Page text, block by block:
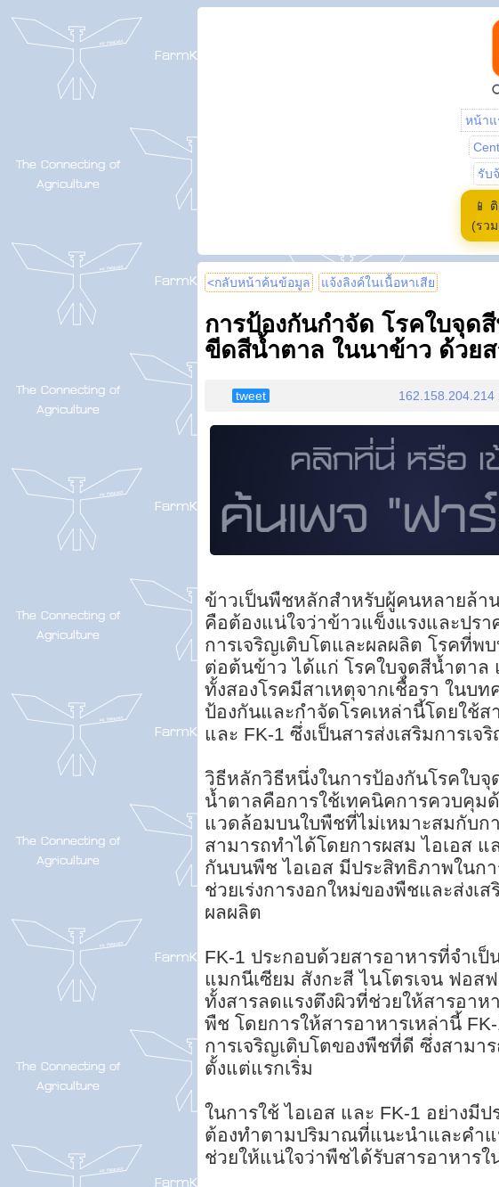
หน้าแ
รับ
📱
(รว
<กลับหน้าค้นข้อมูล แจ้งลิงค์ในเนื้อหาเสีย
การป้องกันกำจัด โรคใบจุด
ขีดสีน้ำตาล ในนาข้าว ด้วย
tweet 162.158.204.214
ข้าวเป็นพืชหลักสำหรับผู้คนหลายล้
คือต้องแน่ใจว่าข้าวแข็งแรงและปร
การเจริญเติบโตและผลผลิต โรคที่พ
ต่อต้นข้าว ได้แก่ โรคใบจุดสีน้ำตาล
ทั้งสองโรคมีสาเหตุจากเชื้อรา ในบ
ป้องกันและกำจัดโรคเหล่านี้โดยใช้ส
และ FK-1 ซึ่งเป็นสารส่งเสริมการเจ
วิธีหลักวิธีหนึ่งในการป้องกันโรคใบ
น้ำตาลคือการใช้เทคนิคการควบคุม
แวดล้อมบนใบพืชที่ไม่เหมาะสมกับกา
สามารถทำได้โดยการผสม ไอเอส
กันบนพืช ไอเอส มีประสิทธิภาพในก
ช่วยเร่งการงอกใหม่ของพืชและส่งเ
ผลผลิต
FK-1 ประกอบด้วยสารอาหารที่จำเ
แมกนีเซียม สังกะสี ไนโตรเจน ฟอส
ทั้งสารลดแรงตึงผิวที่ช่วยให้สารอาห
พืช โดยการให้สารอาหารเหล่านี้
การเจริญเติบโตของพืชที่ดี ซึ่งสามา
ตั้งแต่แรกเริ่ม
ในการใช้ ไอเอส และ FK-1 อย่างมี
ต้องทำตามปริมาณที่แนะนำและคำแ
ช่วยให้แน่ใจว่าพืชได้รับสารอาหาร